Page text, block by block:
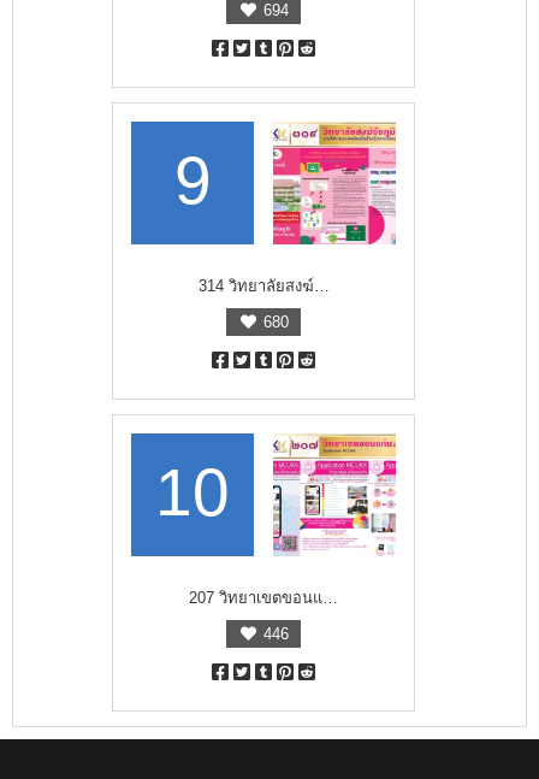
694
9
314 วิทยาลัยสงฆ์…
680
10
207 วิทยาเขตขอนแ…
446